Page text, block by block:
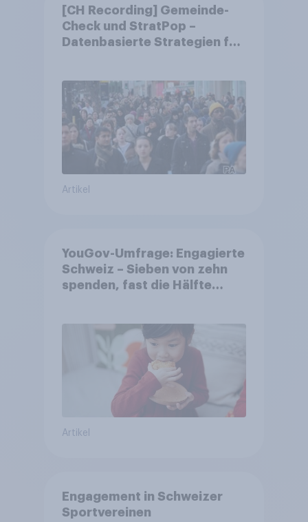
[CH Recording] Gemeinde-
Check und StratPop –
Datenbasierte Strategien für
Artikel
YouGov-Umfrage: Engagierte
Schweiz – Sieben von zehn
spenden, fast die Hälfte
Artikel
Engagement in Schweizer
Sportvereinen